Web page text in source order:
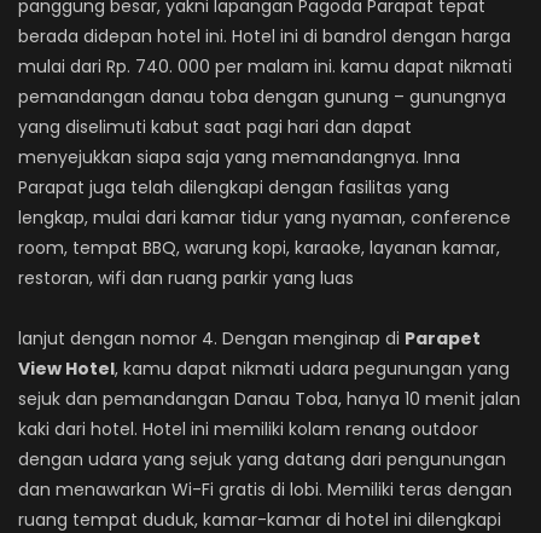
panggung besar, yakni lapangan Pagoda Parapat tepat
berada didepan hotel ini. Hotel ini di bandrol dengan harga
mulai dari Rp. 740. 000 per malam ini. kamu dapat nikmati
pemandangan danau toba dengan gunung – gunungnya
yang diselimuti kabut saat pagi hari dan dapat
menyejukkan siapa saja yang memandangnya. Inna
Parapat juga telah dilengkapi dengan fasilitas yang
lengkap, mulai dari kamar tidur yang nyaman, conference
room, tempat BBQ, warung kopi, karaoke, layanan kamar,
restoran, wifi dan ruang parkir yang luas
lanjut dengan nomor 4. Dengan menginap di Parapet
View Hotel, kamu dapat nikmati udara pegunungan yang
sejuk dan pemandangan Danau Toba, hanya 10 menit jalan
kaki dari hotel. Hotel ini memiliki kolam renang outdoor
dengan udara yang sejuk yang datang dari pengunungan
dan menawarkan Wi-Fi gratis di lobi. Memiliki teras dengan
ruang tempat duduk, kamar-kamar di hotel ini dilengkapi